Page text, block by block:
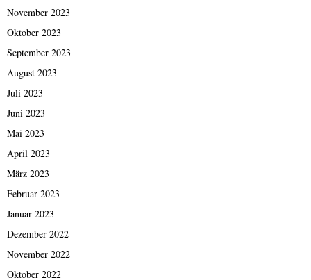
November 2023
Oktober 2023
September 2023
August 2023
Juli 2023
Juni 2023
Mai 2023
April 2023
März 2023
Februar 2023
Januar 2023
Dezember 2022
November 2022
Oktober 2022